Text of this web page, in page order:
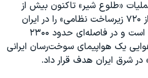
«طلوع شیر» تاکنون بیش از
۱۷۰ هدف و «بیش از ۷۲۰ زیرساخت نظامی» را در ایران
مورد حمله قرار داده است و در فاصله‌ای حدود ۲۳۰۰
یک هواپیمای سوخت‌رسان ایرانی
در شرق ایران هدف قرار داد.